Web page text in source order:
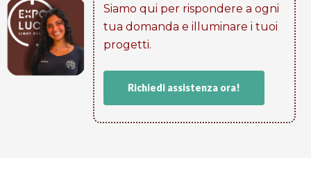
Siamo qui per rispondere a ogni
tua domanda e illuminare i tuoi
progetti​.
Richiedi assistenza ora!